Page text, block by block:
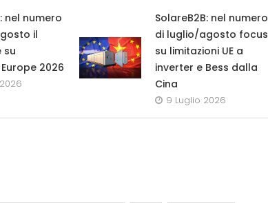
nel numero
il
su
2026
SolareB2B: nel numero
di luglio/agosto focus
su limitazioni UE a
inverter e Bess dalla
Cina
9 Luglio 2026